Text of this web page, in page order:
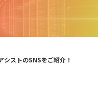
シストのSNSをご紹介！